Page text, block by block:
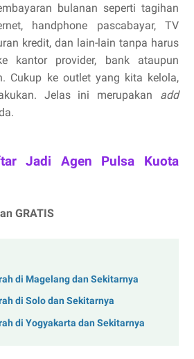
bulanan seperti tagihan
handphone pascabayar, TV
kredit, dan lain-lain tanpa harus
kantor provider, bank ataupun
Cukup ke outlet yang kita kelola,
Jelas ini merupakan add
Jadi Agen Pulsa Kuota
GRATIS
di Magelang dan Sekitarnya
di Solo dan Sekitarnya
di Yogyakarta dan Sekitarnya